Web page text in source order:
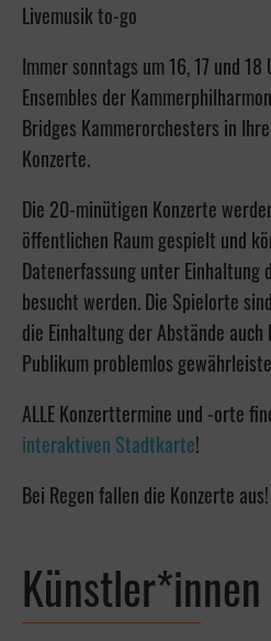
Livemusik to-go
Immer sonntags um 16, 17 und
Ensembles der
Bridges Kammerorchesters in
Konzerte.
Die 20-minütigen Konzerte
öffentlichen Raum gespielt und
Datenerfassung unter Einhaltung
besucht werden. Die Spielorte
die Einhaltung der Abstände
Publikum problemlos
ALLE Konzerttermine und -orte
interaktiven Stadtkarte!
Bei Regen fallen die Konzerte aus!
Künstler*innen